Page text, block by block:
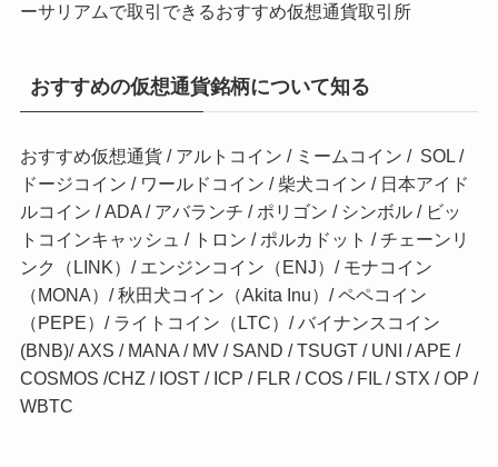
ーサリアムで取引できるおすすめ仮想通貨取引所
おすすめの仮想通貨銘柄について知る
おすすめ仮想通貨/ アルトコイン / ミームコイン / SOL/
ドージコイン / ワールドコイン / 柴犬コイン / 日本アイド
ルコイン /ADA/ アバランチ / ポリゴン / シンボル/ ビッ
トコインキャッシュ / トロン / ポルカドット /チェーンリ
ンク（LINK） / エンジンコイン（ENJ） / モナコイン
（MONA） /秋田犬コイン（Akita Inu） /ペペコイン
（PEPE） / ライトコイン（LTC） /バイナンスコイン
(BNB)/AXS / MANA/ MV/ SAND /TSUGT/ UNI /APE /
COSMOS /CHZ / IOST/ ICP / FLR /COS / FIL/ STX /OP /
WBTC